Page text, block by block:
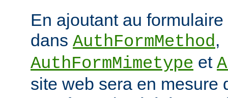
En ajoutant au
dans AuthFormMethod,
AuthFormMimetype et
site web sera en mesure